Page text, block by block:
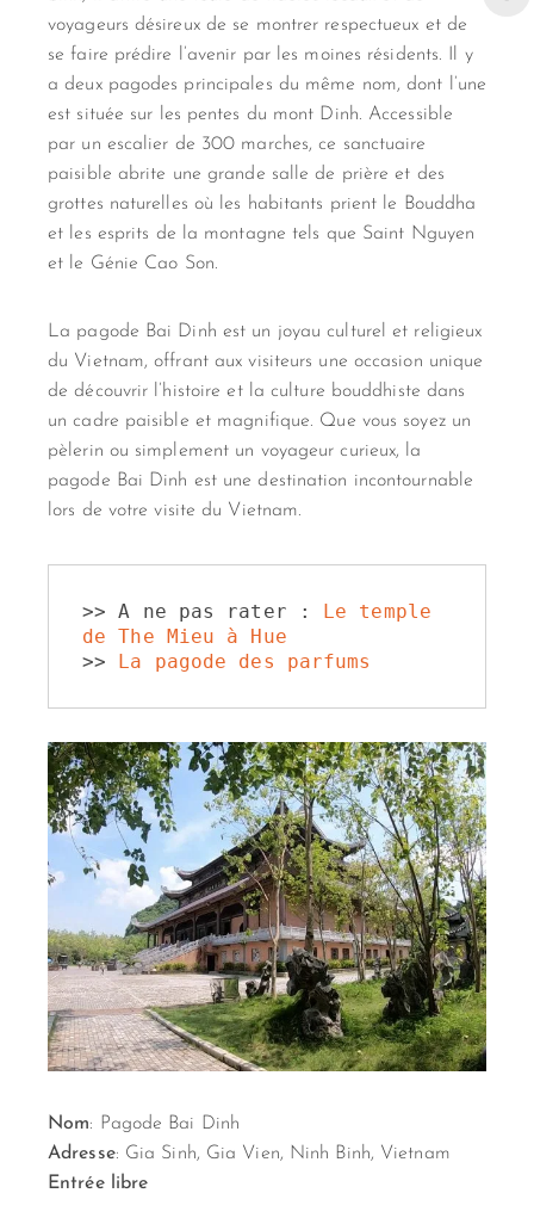
voyageurs désireux de se montrer respectueux et de
se faire prédire l’avenir par les moines résidents. Il y
a deux pagodes principales du même nom, dont l’une
est située sur les pentes du mont Dinh. Accessible
par un escalier de 300 marches, ce sanctuaire
paisible abrite une grande salle de prière et des
grottes naturelles où les habitants prient le Bouddha
et les esprits de la montagne tels que Saint Nguyen
et le Génie Cao Son.
La pagode Bai Dinh est un joyau culturel et religieux
du Vietnam, offrant aux visiteurs une occasion unique
de découvrir l’histoire et la culture bouddhiste dans
un cadre paisible et magnifique. Que vous soyez un
pèlerin ou simplement un voyageur curieux, la
pagode Bai Dinh est une destination incontournable
lors de votre visite du Vietnam.
>> A ne pas rater : Le temple
de The Mieu à Hue
>> La pagode des parfums
Nom: Pagode Bai Dinh
Adresse: Gia Sinh, Gia Vien, Ninh Binh, Vietnam
Entrée libre